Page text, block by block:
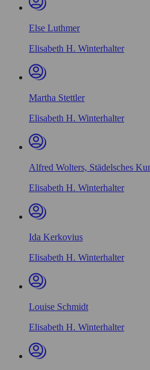
Else Luthmer
Elisabeth H. Winterhalter
Martha Stettler
Elisabeth H. Winterhalter
Alfred Wolters, Städelsches
Elisabeth H. Winterhalter
Ida Kerkovius
Elisabeth H. Winterhalter
Louise Schmidt
Elisabeth H. Winterhalter